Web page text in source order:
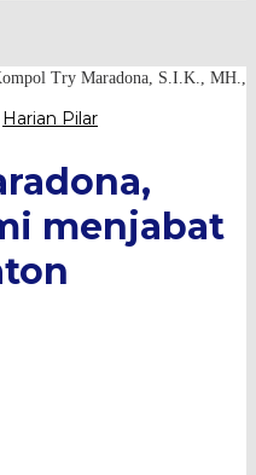
Try Maradona, S.I.K., MH.,
Harian Pilar
menjabat